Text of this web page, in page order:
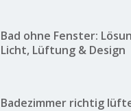
Bad ohne Fenster:
Licht, Lüftung & Design
Badezimmer richtig